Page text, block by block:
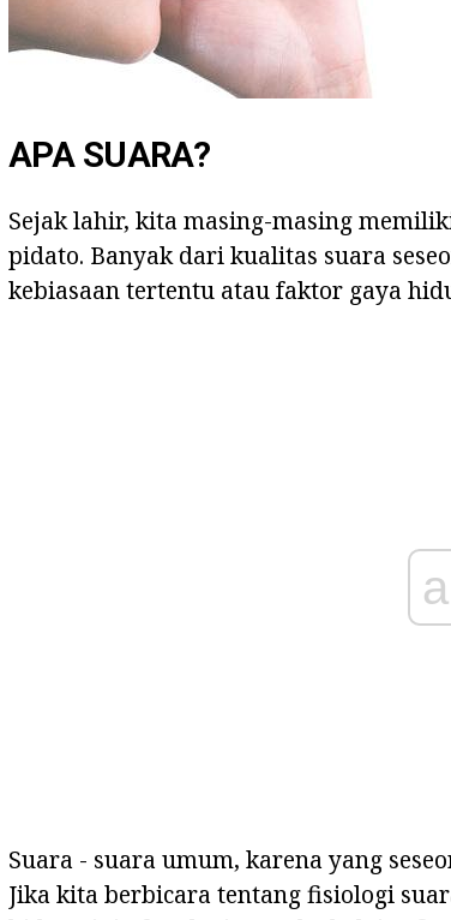
APA SUARA?
Sejak lahir, kita masing-masing
pidato. Banyak dari kualitas suara
kebiasaan tertentu atau faktor gaya
Suara - suara umum, karena yang
Jika kita berbicara tentang fisiologi